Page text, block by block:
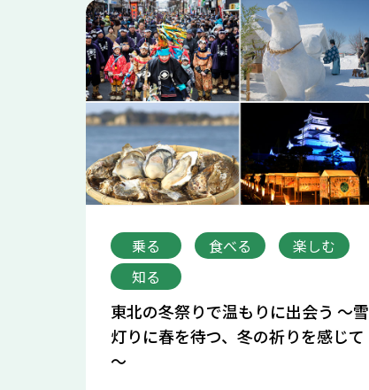
乗る 食べる
楽しむ
知る
東北の冬祭りで温もりに出会う ～雪
灯りに春を待つ、冬の祈りを感じて
～